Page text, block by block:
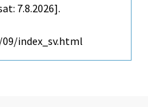
7.8.2026].
index_sv.html